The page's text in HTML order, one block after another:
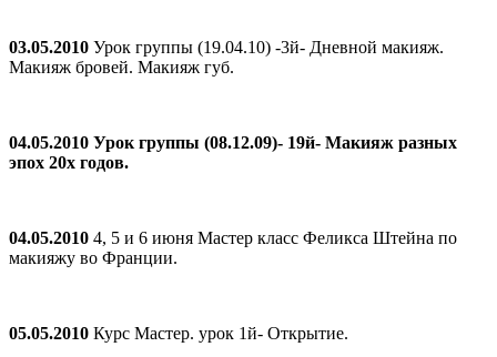
03.05.2010 Урок группы (19.04.10) -3й- Дневной макияж.
Макияж бровей. Макияж губ.
04.05.2010 Урок группы (08.12.09)- 19й- Макияж разных
эпох 20х годов.
04.05.2010 4, 5 и 6 июня Мастер класс Феликса Штейна по
макияжу во Франции.
05.05.2010 Курс Мастер. урок 1й- Открытие.